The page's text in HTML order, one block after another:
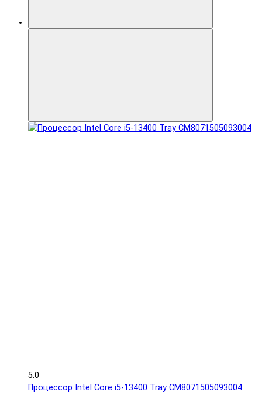
5.0
Процессор Intel Core i5-13400 Tray CM8071505093004